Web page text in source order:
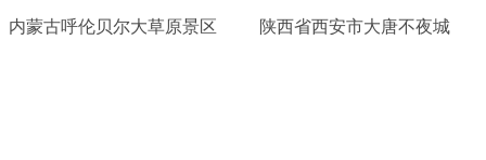
内蒙古呼伦贝尔大草原景区 陕西省西安市大唐不夜城